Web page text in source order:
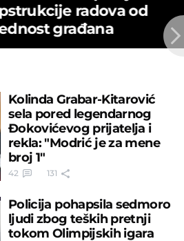
radova od
građana
Kolinda Grabar-Kitarović
sela pored legendarnog
Đokovićevog prijatelja i
rekla: "Modrić je za mene
broj 1"
42 131
Policija pohapsila sedmoro
ljudi zbog teških pretnji
tokom Olimpijskih igara